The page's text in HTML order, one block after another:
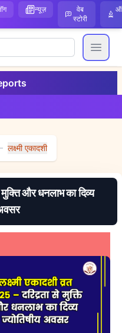
न्यूज़
वेब
स्टोरी
Open
लक्ष्मी एकादशी
मुक्ति और धनलाभ का दिव्य